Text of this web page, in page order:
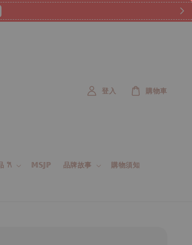
𐙚 𝕄𝕊𝕁ℙ 品牌故事 購物須知
登入 購物車